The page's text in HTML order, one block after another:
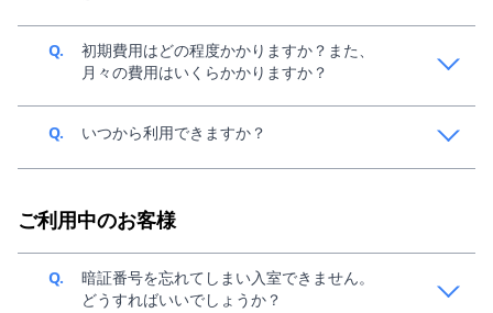
A.
中身によって変動してきますが、目安1畳で140サイズ
段ボール、約36個分収納可能です。収納イメージは、
Q.
初期費用はどの程度かかりますか？また、
月々の費用はいくらかかりますか？
A.
ご利用条件によって異なるため、スペラボ新規窓口
Q. いつから利用できますか？
み・ご契約につきましては、
ご利用中のお客様
Q.
暗証番号を忘れてしまい入室できません。
どうすればいいでしょうか？